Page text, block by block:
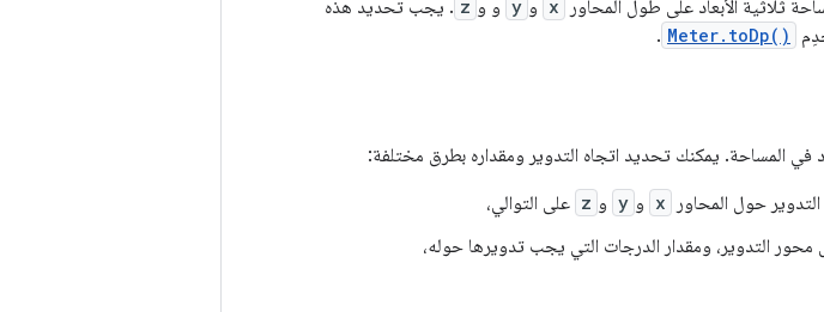
ثلاثية الأبعاد على طول المحاور x و y و و z . يجب تحديد هذه
Meter.toDp()
.
في المساحة. يمكنك تحديد اتجاه التدوير ومقداره بطرق مختلفة:
حول المحاور
x و y و z على التوالي،
محور التدوير، ومقدار الدرجات التي يجب تدويرها حوله،